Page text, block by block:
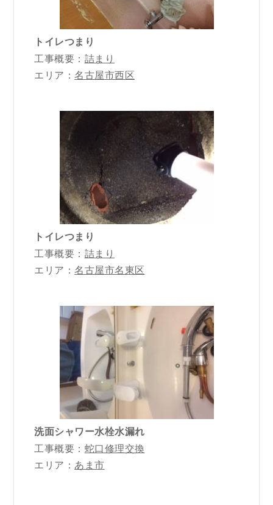
トイレつまり
工事概要： 詰まり
エリア：名古屋市西区
トイレつまり
工事概要： 詰まり
エリア：名古屋市名東区
洗面シャワー水栓水漏れ
工事概要： 蛇口修理交換
エリア： あま市